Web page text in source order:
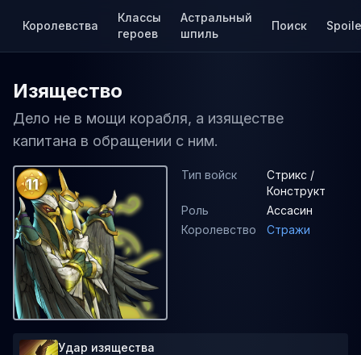
Королевства
Классы
героев
Астральный
шпиль
Поиск
Изящество
Дело не в мощи корабля, а изяществе
капитана в обращении с ним.
11
Тип войск
Стрикс /
Конструкт
Роль
Ассасин
Королевство
Стражи
Удар изящества